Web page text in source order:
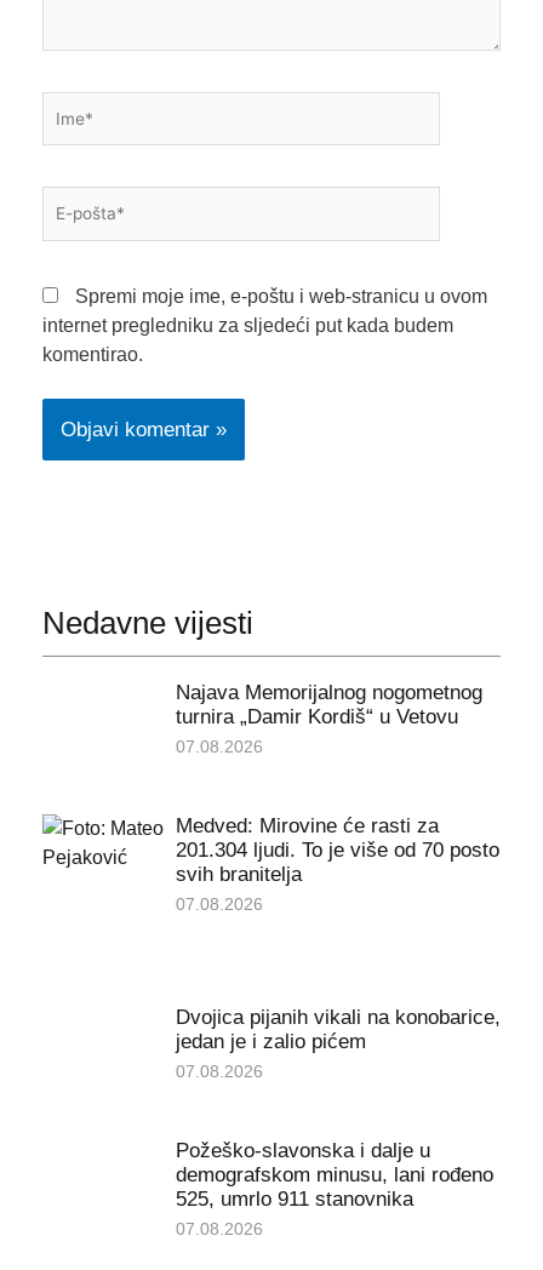
pošta*
Spremi moje ime, e-poštu i web-stranicu u ovom
internet pregledniku za sljedeći put kada budem
komentirao.
Nedavne vijesti
Najava Memorijalnog nogometnog
turnira „Damir Kordiš“ u Vetovu
07.08.2026
Medved: Mirovine će rasti za
201.304 ljudi. To je više od 70 posto
svih branitelja
07.08.2026
Dvojica pijanih vikali na konobarice,
jedan je i zalio pićem
07.08.2026
Požeško-slavonska i dalje u
demografskom minusu, lani rođeno
525, umrlo 911 stanovnika
07.08.2026